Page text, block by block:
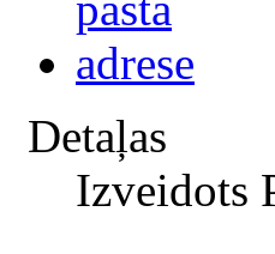
Detaļas
Izveidots